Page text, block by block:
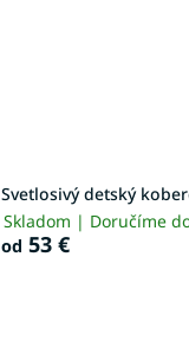
Svetlosivý detský
Skladom | Doručíme
od 53 €